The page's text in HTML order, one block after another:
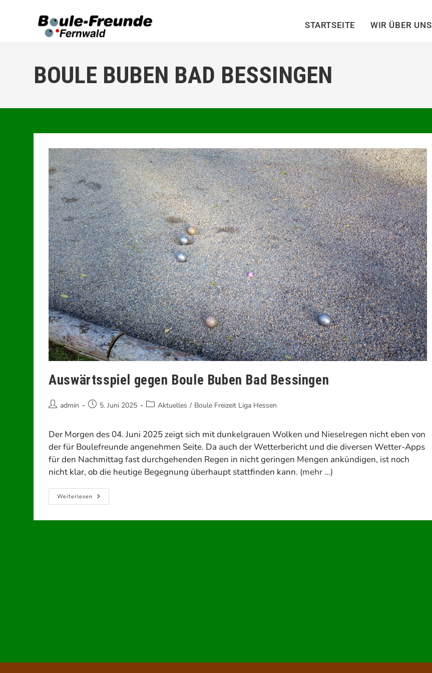
STARTSEITE WIR ÜBER UNS
BOULE BUBEN BAD BESSINGEN
Auswärtsspiel gegen Boule Buben Bad Bessingen
Beitrags-
admin
Beitrag5. Juni 2025
Beitrags-
Aktuelles / Boule Freizeit Liga Hessen
Der Morgen des 04. Juni 2025 zeigt sich mit dunkelgrauen Wolken und Nieselregen nicht eben von
der für Boulefreunde angenehmen Seite. Da auch der Wetterbericht und die diversen Wetter-Apps
für den Nachmittag fast durchgehenden Regen in nicht geringen Mengen ankündigen, ist noch
nicht klar, ob die heutige Begegnung überhaupt stattfinden kann. (mehr …)
Weiterlesen Auswärtsspiel
Gegen